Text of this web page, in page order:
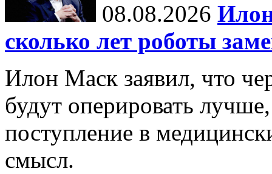
08.08.2026
сколько лет роботы
Илон Маск заявил, что
будут оперировать
поступление в
смысл.